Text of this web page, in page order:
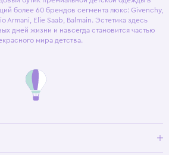
более 60 брендов сегмента люкс: Givenchy,
Armani, Elie Saab, Balmain. Эстетика здесь
дней жизни и навсегда становится частью
мира детства.